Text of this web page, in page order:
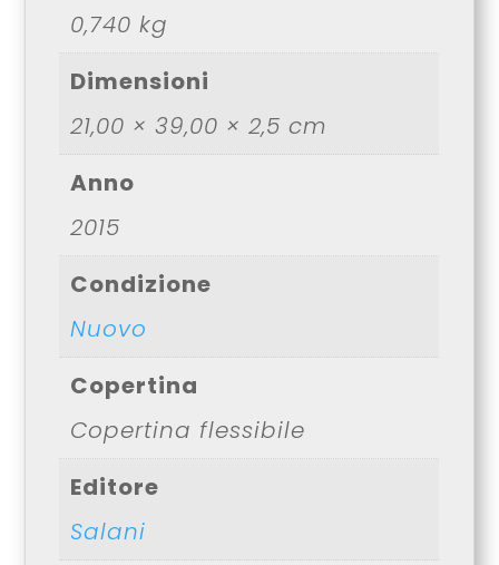
0,740 kg
Dimensioni
21,00 × 39,00 × 2,5 cm
Anno
2015
Condizione
Nuovo
Copertina
Copertina flessibile
Editore
Salani